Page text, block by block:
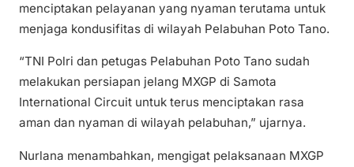
menciptakan pelayanan yang nyaman terutama untuk
menjaga kondusifitas di wilayah Pelabuhan Poto Tano.
“TNI Polri dan petugas Pelabuhan Poto Tano sudah
melakukan persiapan jelang MXGP di Samota
International Circuit untuk terus menciptakan rasa
aman dan nyaman di wilayah pelabuhan,” ujarnya.
Nurlana menambahkan, mengigat pelaksanaan MXGP